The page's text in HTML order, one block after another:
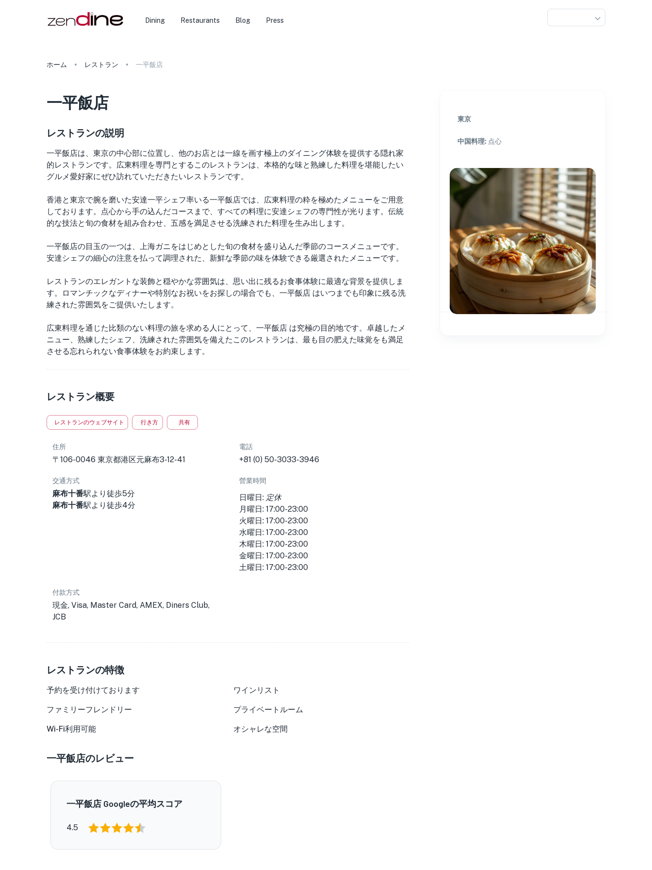
Dining Restaurants Blog Press
ホーム レストラン 一平飯店
一平飯店
レストランの説明
一平飯店は、東京の中心部に位置し、他のお店とは一線を画す極上のダイニング体験を提供する隠れ家
的レストランです。広東料理を専門とするこのレストランは、本格的な味と熟練した料理を堪能したい
グルメ愛好家にぜひ訪れていただきたいレストランです。
香港と東京で腕を磨いた安達一平シェフ率いる一平飯店では、広東料理の粋を極めたメニューをご用意
しております。点心から手の込んだコースまで、すべての料理に安達シェフの専門性が光ります。伝統
的な技法と旬の食材を組み合わせ、五感を満足させる洗練された料理を生み出します。
一平飯店の目玉の一つは、上海ガニをはじめとした旬の食材を盛り込んだ季節のコースメニューです。
安達シェフの細心の注意を払って調理された、新鮮な季節の味を体験できる厳選されたメニューです。
レストランのエレガントな装飾と穏やかな雰囲気は、思い出に残るお食事体験に最適な背景を提供しま
す。ロマンチックなディナーや特別なお祝いをお探しの場合でも、一平飯店 はいつまでも印象に残る洗
練された雰囲気をご提供いたします。
広東料理を通じた比類のない料理の旅を求める人にとって、一平飯店 は究極の目的地です。卓越したメ
ニュー、熟練したシェフ、洗練された雰囲気を備えたこのレストランは、最も目の肥えた味覚をも満足
させる忘れられない食事体験をお約束します。
レストラン概要
レストランのウェブサイト 行き方 共有
住所
〒106-0046 東京都港区元麻布3-12-41
電話
+81 (0) 50-3033-3946
交通方式
麻布十番駅より徒歩5分
麻布十番駅より徒歩4分
營業時間
日曜日: 定休
月曜日: 17:00-23:00
火曜日: 17:00-23:00
水曜日: 17:00-23:00
木曜日: 17:00-23:00
金曜日: 17:00-23:00
土曜日: 17:00-23:00
付款方式
現金, Visa, Master Card, AMEX, Diners Club,
JCB
レストランの特徴
予約を受け付けております ワインリスト
ファミリーフレンドリー プライベートルーム
Wi-Fi利用可能 オシャレな空間
東京
中国料理: 点心
一平飯店のレビュー
一平飯店 Googleの平均スコア
4.5